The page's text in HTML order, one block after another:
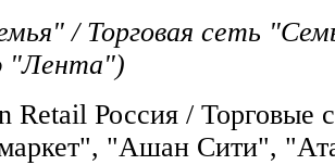
/ Торговая сеть
"Лента")
Retail Россия /
"Ашан Сити",